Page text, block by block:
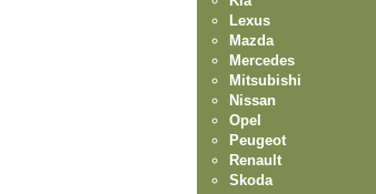
Lexus
Mazda
Mercedes
Mitsubishi
Nissan
Opel
Peugeot
Renault
Skoda